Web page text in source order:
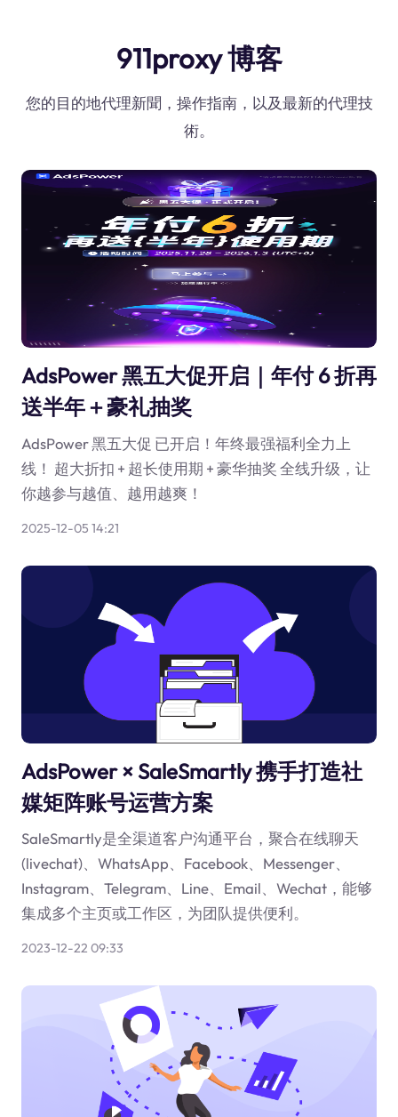
911proxy 博客
您的目的地代理新聞，操作指南，以及最新的代理技
術。
AdsPower 黑五大促开启｜年付 6 折再
送半年＋豪礼抽奖
AdsPower 黑五大促 已开启！年终最强福利全力上
线！ 超大折扣 + 超长使用期 + 豪华抽奖 全线升级，让
你越参与越值、越用越爽！
2025-12-05 14:21
AdsPower × SaleSmartly 携手打造社
媒矩阵账号运营方案
SaleSmartly是全渠道客户沟通平台，聚合在线聊天
(livechat)、WhatsApp、Facebook、Messenger、
Instagram、Telegram、Line、Email、Wechat，能够
集成多个主页或工作区，为团队提供便利。
2023-12-22 09:33